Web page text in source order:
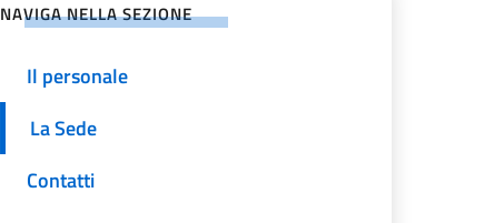
NAVIGA NELLA SEZIONE
Il personale
La Sede
Contatti